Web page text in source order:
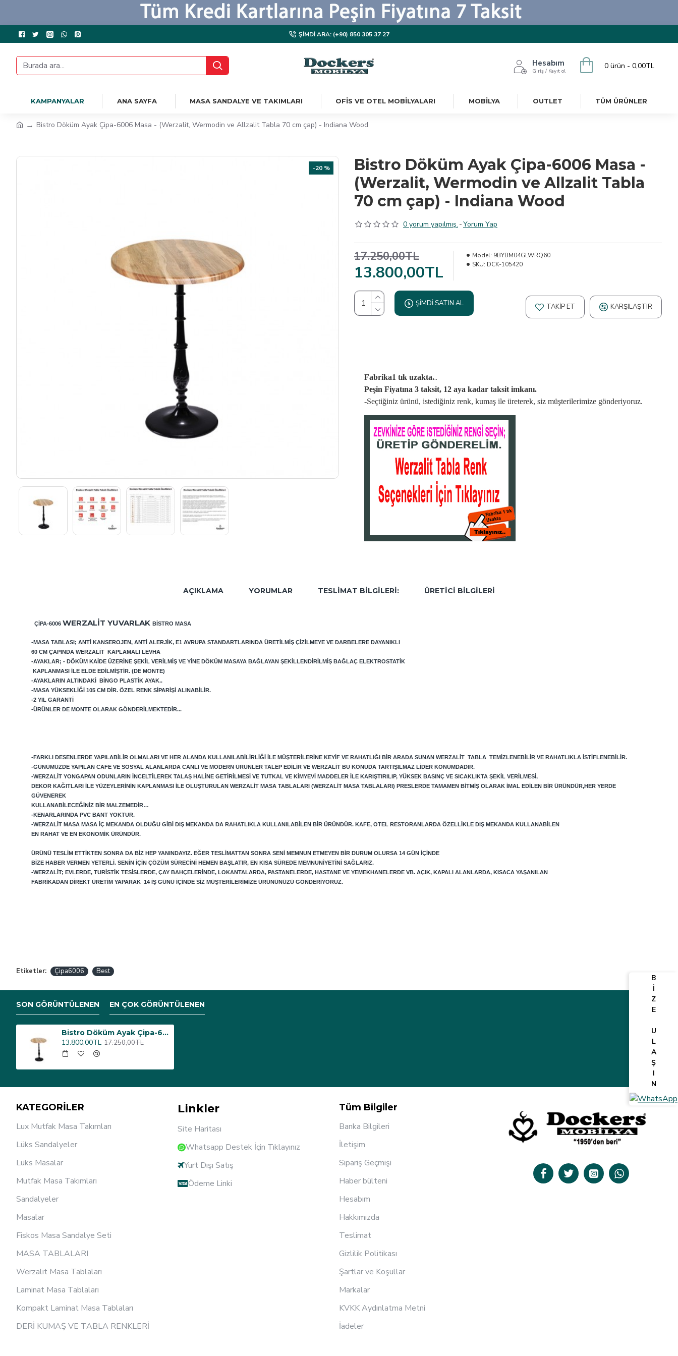
ŞIMDI ARA: (+90) 850 305 37 27
Hesabım
Giriş / Kayıt ol
0 ürün - 0,00TL
KAMPANYALAR ANA SAYFA MASA SANDALYE VE TAKIMLARI OFIS VE OTEL MOBILYALARI MOBILYA OUTLET TÜM ÜRÜNLER
Bistro Döküm Ayak Çipa-6006 Masa - (Werzalit, Wermodin ve Allzalit Tabla 70 cm çap) - Indiana Wood
-20 %
Bistro Döküm Ayak Çipa-6006 Masa -
(Werzalit, Wermodin ve Allzalit Tabla
70 cm çap) - Indiana Wood
0 yorum yapılmış. -Yorum Yap
13.800,00TL
17.250,00TL Model: 9BYBM04GLWRQ60
SKU: DCK-105420
ŞIMDI SATIN AL TAKIP ET KARŞILAŞTIR
Fabrika1 tık uzakta...
Peşin Fiyatına 3 taksit, 12 aya kadar taksit imkanı.
-Seçtiğiniz ürünü, istediğiniz renk, kumaş ile üreterek, siz müşterilerimize gönderiyoruz.
AÇIKLAMA YORUMLAR TESLIMAT BILGILERI: ÜRETICI BILGILERI
ÇIPA-6006 WERZALIT YUVARLAK BISTRO MASA
-MASA TABLASI; ANTI KANSEROJEN, ANTI ALERJIK, E1 AVRUPA STANDARTLARINDA ÜRETILMIŞ ÇIZILMEYE VE DARBELERE DAYANIKLI
60 CM ÇAPINDA WERZALIT KAPLAMALI LEVHA
-AYAKLAR; - DÖKÜM KAIDE ÜZERINE ŞEKIL VERILMIŞ VE YINE DÖKÜM MASAYA BAĞLAYAN ŞEKILLENDIRILMIŞ BAĞLAÇ ELEKTROSTATIK
KAPLANMASI ILE ELDE EDILMIŞTIR. (DE MONTE)
-AYAKLARIN ALTINDAKI BINGO PLASTIK AYAK..
-MASA YÜKSEKLIĞI 105 CM DIR. ÖZEL RENK SIPARIŞI ALINABILIR.
-2 YIL GARANTI
-ÜRÜNLER DE MONTE OLARAK GÖNDERILMEKTEDIR...
-FARKLI DESENLERDE YAPILABILIR OLMALARI VE HER ALANDA KULLANILABILIRLIĞI ILE MÜŞTERILERINE KEYIF VE RAHATLIĞI BIR ARADA SUNAN WERZALIT TABLA TEMIZLENEBILIR VE RAHATLIKLA ISTIFLENEBILIR.
-GÜNÜMÜZDE YAPILAN CAFE VE SOSYAL ALANLARDA CANLI VE MODERN ÜRÜNLER TALEP EDILIR VE WERZALIT BU KONUDA TARTIŞILMAZ LIDER KONUMDADIR.
-WERZALIT YONGAPAN ODUNLARIN INCELTILEREK TALAŞ HALINE GETIRILMESI VE TUTKAL VE KIMYEVI MADDELER ILE KARIŞTIRILIP, YÜKSEK BASINÇ VE SICAKLIKTA ŞEKIL VERILMESI,
DEKOR KAĞITLARI ILE YÜZEYLERININ KAPLANMASI ILE OLUŞTURULAN WERZALIT MASA TABLALARI (WERZALIT MASA TABLALARI) PRESLERDE TAMAMEN BITMIŞ OLARAK IMAL EDILEN BIR ÜRÜNDÜR,HER YERDE
GÜVENEREK
KULLANABILECEĞINIZ BIR MALZEMEDIR…
-KENARLARINDA PVC BANT YOKTUR.
-WERZALIT MASA MASA IÇ MEKANDA OLDUĞU GIBI DIŞ MEKANDA DA RAHATLIKLA KULLANILABILEN BIR ÜRÜNDÜR. KAFE, OTEL RESTORANLARDA ÖZELLIKLE DIŞ MEKANDA KULLANABILEN
EN RAHAT VE EN EKONOMIK ÜRÜNDÜR.
ÜRÜNÜ TESLIM ETTIKTEN SONRA DA BIZ HEP YANINDAYIZ. EĞER TESLIMATTAN SONRA SENI MEMNUN ETMEYEN BIR DURUM OLURSA 14 GÜN IÇINDE
BIZE HABER VERMEN YETERLI. SENIN IÇIN ÇÖZÜM SÜRECINI HEMEN BAŞLATIR, EN KISA SÜREDE MEMNUNIYETINI SAĞLARIZ.
-WERZALIT; EVLERDE, TURISTIK TESISLERDE, ÇAY BAHÇELERINDE, LOKANTALARDA, PASTANELERDE, HASTANE VE YEMEKHANELERDE VB. AÇIK, KAPALI ALANLARDA, KISACA YAŞANILAN
FABRIKADAN DIREKT ÜRETIM YAPARAK 14 IŞ GÜNÜ IÇINDE SIZ MÜŞTERILERIMIZE ÜRÜNÜNÜZÜ GÖNDERIYORUZ.
Etiketler: Çipa6006 Best
SON GÖRÜNTÜLENEN EN ÇOK GÖRÜNTÜLENEN
Bistro Döküm Ayak Çipa-6006 Masa - (Werzalit, Wermodin ve Allzalit Tabla 70 cm çap) - Indiana Wood
13.800,00TL 17.250,00TL
KATEGORİLER
Lux Mutfak Masa Takımları
Lüks Sandalyeler
Lüks Masalar
Mutfak Masa Takımları
Sandalyeler
Masalar
Fiskos Masa Sandalye Seti
MASA TABLALARI
Werzalit Masa Tablaları
Laminat Masa Tablaları
Kompakt Laminat Masa Tablaları
DERİ KUMAŞ VE TABLA RENKLERİ
Linkler
Site Haritası
Whatsapp Destek İçin Tıklayınız
Yurt Dışı Satış
Ödeme Linki
Tüm Bilgiler
Banka Bilgileri
İletişim
Sipariş Geçmişi
Haber bülteni
Hesabım
Hakkımızda
Teslimat
Gizlilik Politikası
Şartlar ve Koşullar
Markalar
KVKK Aydınlatma Metni
İadeler
B
İ
Z
E
U
L
A
Ş
I
N